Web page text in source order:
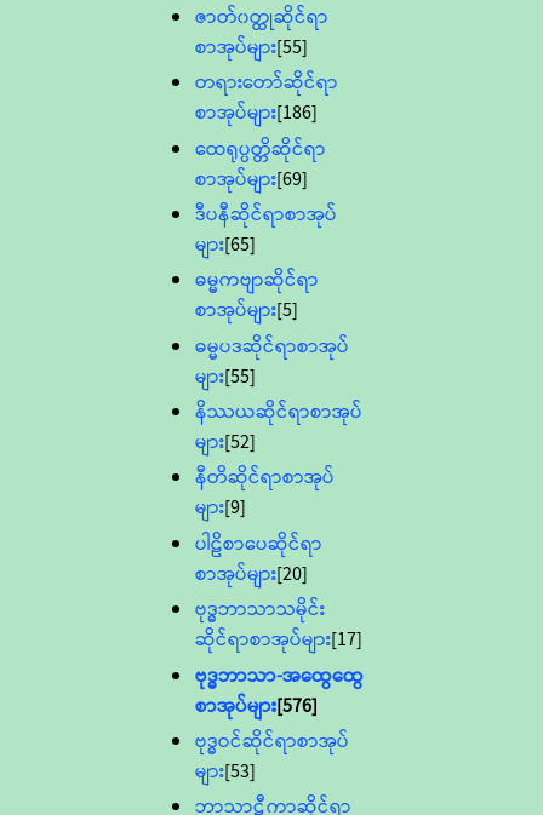
ဇာတ်၀တ္ထုဆိုင်ရာ
စာအုပ်များ[55]
တရားတော်ဆိုင်ရာ
စာအုပ်များ[186]
ထေရုပ္ပတ္တိဆိုင်ရာ
စာအုပ်များ[69]
ဒီပနီဆိုင်ရာစာအုပ်
များ[65]
ဓမ္မကဗျာဆိုင်ရာ
စာအုပ်များ[5]
ဓမ္မပဒဆိုင်ရာစာအုပ်
များ[55]
နိဿယဆိုင်ရာစာအုပ်
များ[52]
နီတိဆိုင်ရာစာအုပ်
များ[9]
ပါဠိစာပေဆိုင်ရာ
စာအုပ်များ[20]
ဗုဒ္ဓဘာသာသမိုင်း
ဆိုင်ရာစာအုပ်များ[17]
ဗုဒ္ဓဘာသာ-အထွေထွေ
စာအုပ်များ[576]
ဗုဒ္ဓဝင်ဆိုင်ရာစာအုပ်
များ[53]
ဘာသာဋီကာဆိုင်ရာ